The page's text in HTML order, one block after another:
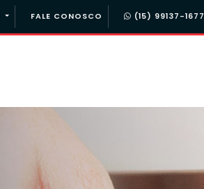
FALE CONOSCO (15) 99137-1677